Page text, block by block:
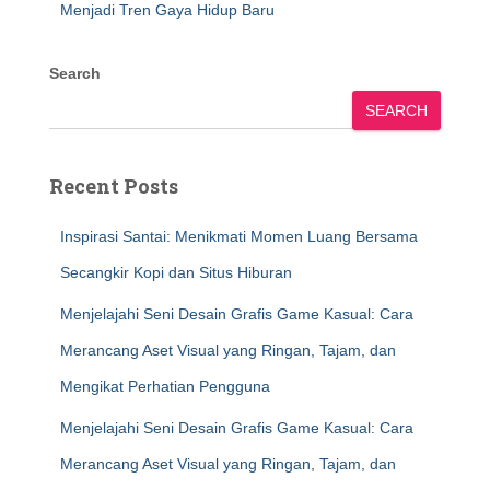
Menjadi Tren Gaya Hidup Baru
Search
SEARCH
Recent Posts
Inspirasi Santai: Menikmati Momen Luang Bersama
Secangkir Kopi dan Situs Hiburan
Menjelajahi Seni Desain Grafis Game Kasual: Cara
Merancang Aset Visual yang Ringan, Tajam, dan
Mengikat Perhatian Pengguna
Menjelajahi Seni Desain Grafis Game Kasual: Cara
Merancang Aset Visual yang Ringan, Tajam, dan